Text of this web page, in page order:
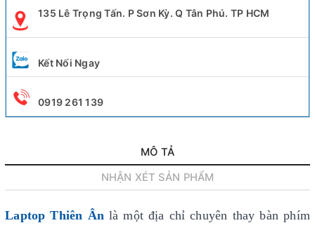
135 Lê Trọng Tấn. P Sơn Kỳ. Q Tân Phú. TP HCM
Kết Nối Ngay
0919 261 139
MÔ TẢ
NHẬN XÉT SẢN PHẨM
Laptop Thiên Ân là một địa chỉ chuyên thay bàn phím